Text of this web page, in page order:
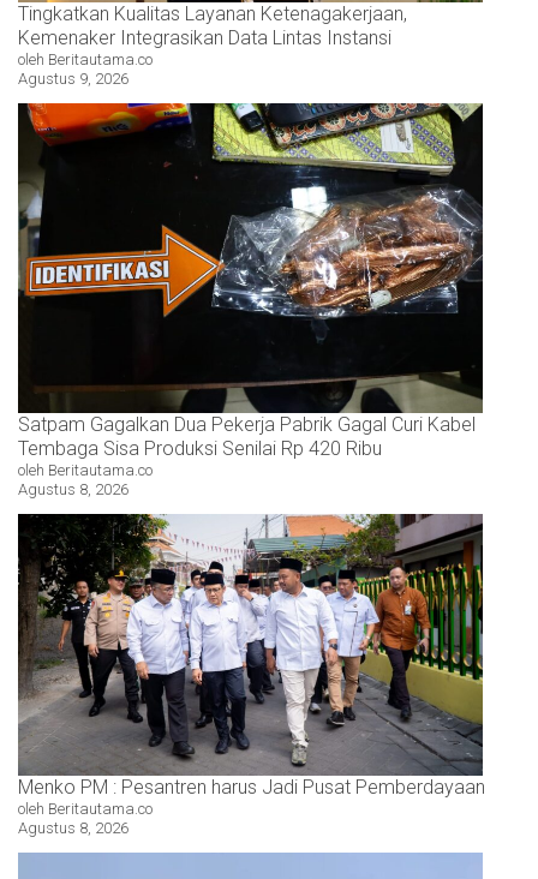
Tingkatkan Kualitas Layanan Ketenagakerjaan,
Kemenaker Integrasikan Data Lintas Instansi
oleh Beritautama.co
Agustus 9, 2026
Satpam Gagalkan Dua Pekerja Pabrik Gagal Curi Kabel
Tembaga Sisa Produksi Senilai Rp 420 Ribu
oleh Beritautama.co
Agustus 8, 2026
Menko PM : Pesantren harus Jadi Pusat Pemberdayaan
oleh Beritautama.co
Agustus 8, 2026